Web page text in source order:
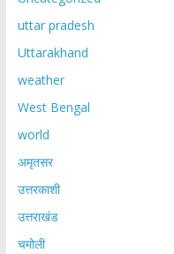
uttar pradesh
Uttarakhand
weather
West Bengal
world
अमृतसर
उत्तरकाशी
उत्तराखंड
चमोली